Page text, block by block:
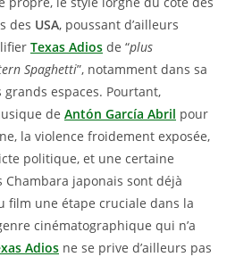
des USA, poussant d’ailleurs
Texas Adios de “plus
Spaghetti”, notamment dans sa
espaces. Pourtant,
de Antón García Abril pour
la violence froidement exposée,
politique, et une certaine
japonais sont déjà
film une étape cruciale dans la
cinématographique qui n’a
Adios ne se prive d’ailleurs pas